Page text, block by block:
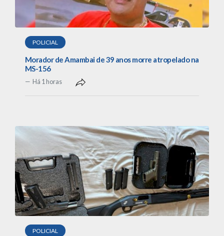
POLICIAL
Morador de Amambai de 39 anos morre atropelado na
MS-156
Há 1 horas
POLICIAL